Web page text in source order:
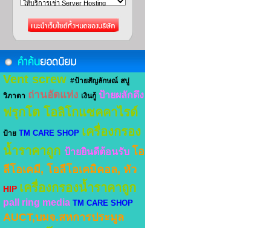
Vent screw #ป้ายสัญลักษณ์ สบู่
วิภาดา ถ่านอัดแท่ง เงินกู้ ป้ายผลักดึง
ฟรุกโต โอลิโกแซคคาไรด์
ป้าย TM CARE SHOP เครื่องกรอง
น้ำราคาถูก ป้ายยินดีต้อนรับ โอ
ลีโอเคมี, โอลีโอเคมิคอล, หัว
HIP เครื่องกรองน้ำราคาถูก
pall ring media TM CARE SHOP
AUCT,บมจ.สหการประมูล